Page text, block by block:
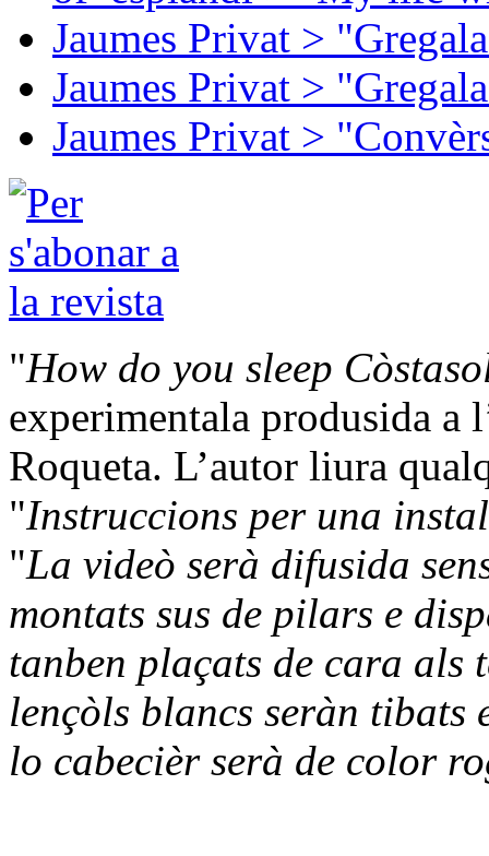
Jaumes Privat >
Jaumes Privat >
Jaumes Privat >
"How do you sleep
experimentala produsida a
Roqueta. L’autor liura
"Instruccions per una
"La videò serà difusida
montats sus de pilars e
tanben plaçats de cara als
lençòls blancs seràn tibats
lo cabecièr serà de color